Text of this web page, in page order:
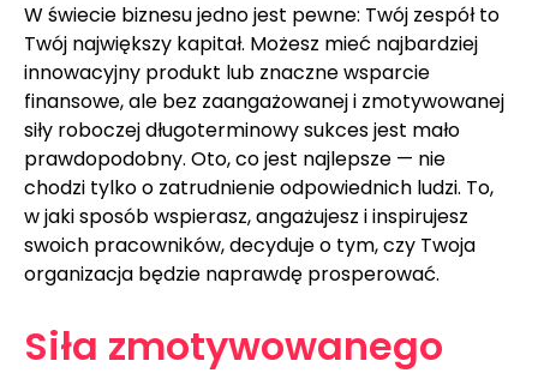
W świecie biznesu jedno jest pewne: Twój zespół to
Twój największy kapitał. Możesz mieć najbardziej
innowacyjny produkt lub znaczne wsparcie
finansowe, ale bez zaangażowanej i zmotywowanej
siły roboczej długoterminowy sukces jest mało
prawdopodobny. Oto, co jest najlepsze — nie
chodzi tylko o zatrudnienie odpowiednich ludzi. To,
w jaki sposób wspierasz, angażujesz i inspirujesz
swoich pracowników, decyduje o tym, czy Twoja
organizacja będzie naprawdę prosperować.
Siła zmotywowanego